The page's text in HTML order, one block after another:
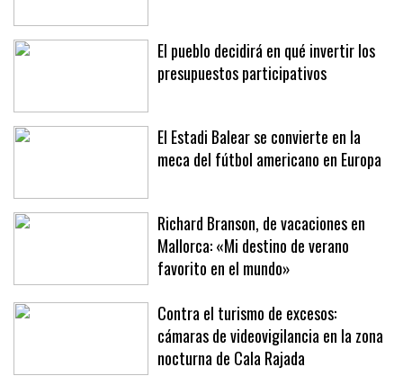
El pueblo decidirá en qué invertir los
presupuestos participativos
El Estadi Balear se convierte en la
meca del fútbol americano en Europa
Richard Branson, de vacaciones en
Mallorca: «Mi destino de verano
favorito en el mundo»
Contra el turismo de excesos:
cámaras de videovigilancia en la zona
nocturna de Cala Rajada